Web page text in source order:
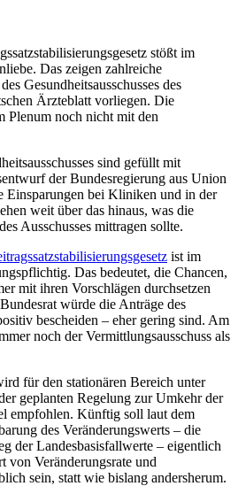
stößt im
Das zeigen zahlreiche
Gesundheitsausschusses des
Ärzteblatt vorliegen. Die
Plenum noch nicht mit den
sind gefüllt mit
der Bundesregierung aus Union
Einsparungen bei Kliniken und in der
weit über das hinaus, was die
Ausschusses mittragen sollte.
ist im
Das bedeutet, die Chancen,
mit ihren Vorschlägen durchsetzen
würde die Anträge des
bescheiden – eher gering sind. Am
noch der Vermittlungsausschuss als
für den stationären Bereich unter
geplanten Regelung zur Umkehr der
empfohlen. Künftig soll laut dem
des Veränderungswerts – die
der Landesbasisfallwerte – eigentlich
von Veränderungsrate und
sein, statt wie bislang andersherum.